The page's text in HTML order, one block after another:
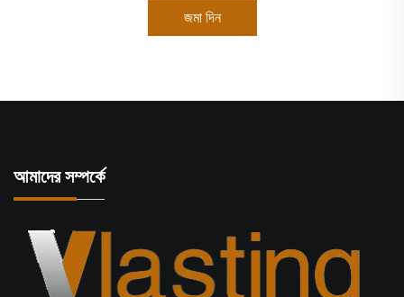
জমা দিন
আমাদের সম্পর্কে